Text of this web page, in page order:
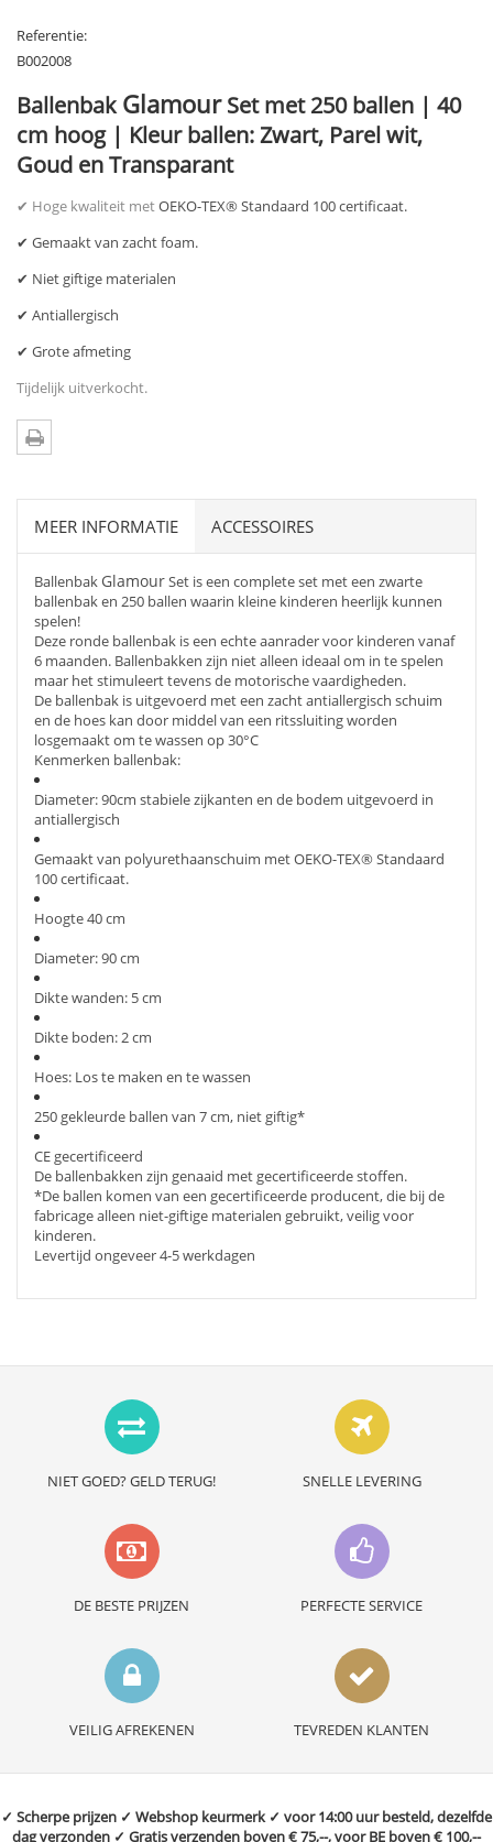
Referentie:
B002008
BallenbakGlamourSet met 250 ballen | 40
cm hoog | Kleur ballen: Zwart, Parel wit,
Goud en Transparant
✔ Hoge kwaliteit metOEKO-TEX® Standaard 100 certificaat.
✔ Gemaakt van zacht foam.
✔ Niet giftige materialen
✔ Antiallergisch
✔ Grote afmeting
Tijdelijk uitverkocht.
MEER INFORMATIE ACCESSOIRES
Ballenbak GlamourSet is een complete set met een zwarte
ballenbak en 250 ballen waarin kleine kinderen heerlijk kunnen
spelen!
Deze ronde ballenbak is een echte aanrader voor kinderen vanaf
6 maanden. Ballenbakken zijn niet alleen ideaal om in te spelen
maar het stimuleert tevens de motorische vaardigheden.
De ballenbak is uitgevoerd met een zacht antiallergisch schuim
en de hoes kan door middel van een ritssluiting worden
losgemaakt om te wassen op 30°C
Kenmerken ballenbak:
Diameter: 90cm stabiele zijkanten en de bodem uitgevoerd in
antiallergisch
Gemaakt van polyurethaanschuim met OEKO-TEX® Standaard
100 certificaat.
Hoogte 40 cm
Diameter: 90 cm
Dikte wanden: 5 cm
Dikte boden: 2 cm
Hoes: Los te maken en te wassen
250 gekleurde ballen van 7 cm, niet giftig*
CE gecertificeerd
De ballenbakken zijn genaaid met gecertificeerde stoffen.
*De ballen komen van een gecertificeerde producent, die bij de
fabricage alleen niet-giftige materialen gebruikt, veilig voor
kinderen.
Levertijd ongeveer 4-5 werkdagen
NIET GOED? GELD TERUG! SNELLE LEVERING
DE BESTE PRIJZEN PERFECTE SERVICE
VEILIG AFREKENEN TEVREDEN KLANTEN
✓ Scherpe prijzen ✓ Webshop keurmerk ✓ voor 14:00 uur besteld, dezelfde
dag verzonden ✓ Gratis verzenden boven € 75,--, voor BE boven € 100,--